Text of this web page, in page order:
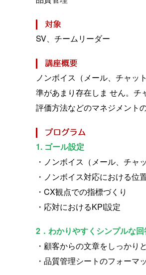
SV、チームリーダー
ノンボイス（メール、チャッ
準があまり存在しま せん。チ
評価方法などのマネジメント
1. ゴール設定
・ノンボイス（メール、チャ
・ノンボイス対応における位
・CX観点での指標づくり
・応対におけるKPI設定
2．わかりやすくシンプルな
・顧客からの文章をしっか
・品質管理シートのフォーマ